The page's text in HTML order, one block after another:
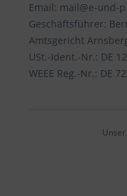
Email: mail@e-und-
Geschäftsführer:
Amtsgericht
USt.-Ident.-Nr.: DE
WEEE Reg.-Nr.: DE